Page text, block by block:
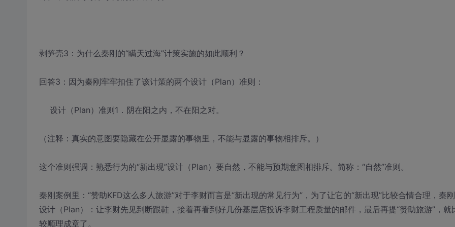
剥笋壳3：为什么秦刚的“瞒天过海”计策实施的如此顺利？
回答3：因为秦刚牢牢扣住了该计策的两个设计（Plan）准则：
设计（Plan）准则1．阴在阳之内，不在阳之对。
（注释：真实的意图要隐藏在公开显露的事物里，不能与显露的事物相排斥。）
这个准则强调：熟悉行为的“新出现”设计（Plan）要自然，不能与预期意图相排斥。简称：“自然”准则。
秦刚案例里：“赞助KFD这么多人旅游”对于李财而言是“新出现的常见行为”，为了让它的“新出现”比较合情合理，秦
设计（Plan）：让李财先见到断跟鞋，接着再看到好几份基层店投诉李财工程质量的邮件，最后再提“赞助旅游”，就
较顺理成章了。